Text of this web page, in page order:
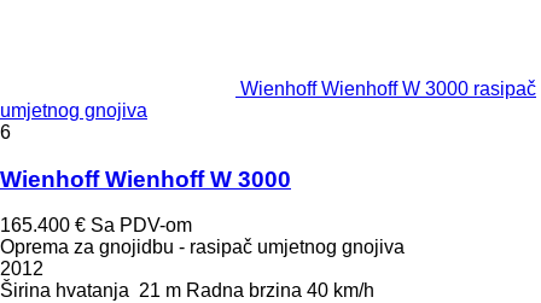
Wienhoff Wienhoff W 3000 rasipač
umjetnog gnojiva
6
Wienhoff Wienhoff W 3000
165.400 € Sa PDV-om
Oprema za gnojidbu - rasipač umjetnog gnojiva
2012
Širina hvatanja 21 m Radna brzina 40 km/h